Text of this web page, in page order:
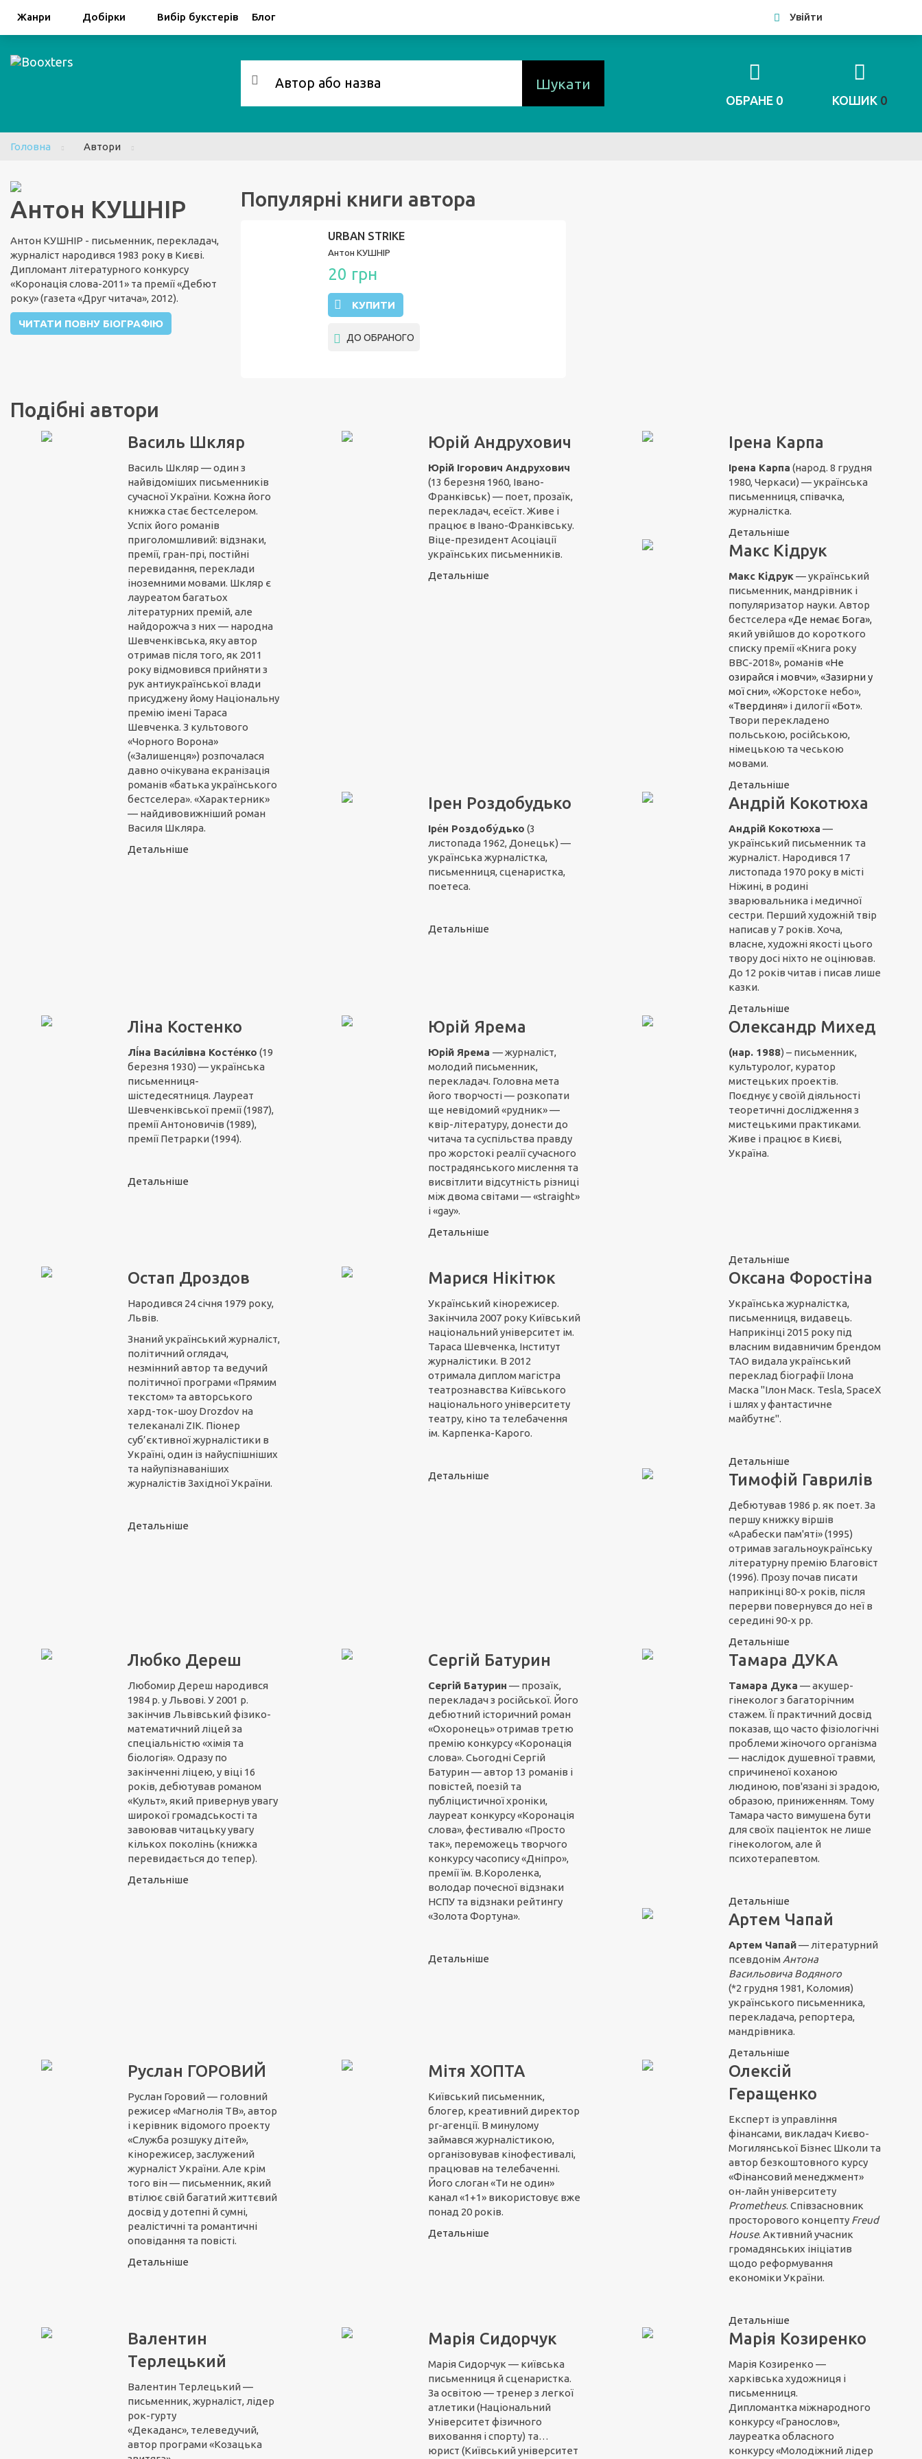
Жанри Добірки Вибір букстерів Блог
FacebookGoogle Увійти
Шукати
ОБРАНЕ 0 КОШИК 0
Головна Автори
Антон КУШНІР
Антон КУШНІР - письменник, перекладач,
журналіст народився 1983 року в Києві.
Дипломант літературного конкурсу
«Коронація слова-2011» та премії «Дебют
року» (газета «Друг читача», 2012).
ЧИТАТИ ПОВНУ БІОГРАФІЮ
Популярні книги автора
URBAN STRIKE
Антон КУШНІР
20 грн
КУПИТИ
ДО ОБРАНОГО
Подібні автори
Василь Шкляр
Василь Шкляр — один з
найвідоміших письменників
сучасної України. Кожна його
книжка стає бестселером.
Успіх його романів
приголомшливий: відзнаки,
премії, гран-прі, постійні
перевидання, переклади
іноземними мовами. Шкляр є
лауреатом багатьох
літературних премій, але
найдорожча з них — народна
Шевченківська, яку автор
отримав після того, як 2011
року відмовився прийняти з
рук антиукраїнської влади
присуджену йому Національну
премію імені Тараса
Шевченка. З культового
«Чорного Ворона»
(«Залишенця») розпочалася
давно очікувана екранізація
романів «батька українського
бестселера». «Характерник»
— найдивовижніший роман
Василя Шкляра.
Детальніше
Юрій Андрухович
Юрій Ігорович Андрухович
(13 березня 1960, Івано-
Франківськ) — поет, прозаїк,
перекладач, есеїст. Живе і
працює в Івано-Франківську.
Віце-президент Асоціації
українських письменників.
Детальніше
Ірена Карпа
Ірена Карпа (народ. 8 грудня
1980, Черкаси) — українська
письменниця, співачка,
журналістка.
Детальніше
Макс Кідрук
Макс Кідрук— український
письменник, мандрівник і
популяризатор науки. Автор
бестселера «Де немає Бога»,
який увійшов до короткого
списку премії «Книга року
ВВС-2018», романів «Не
озирайся і мовчи», «Зазирни у
мої сни», «Жорстоке небо»,
«Твердиня» і дилогії«Бот».
Твори перекладено
польською, російською,
німецькою та чеською
мовами.
Детальніше
Ірен Роздобудько
Іре́н Роздобу́дько (3
листопада 1962, Донецьк) —
українська журналістка,
письменниця, сценаристка,
поетеса.
Детальніше
Андрій Кокотюха
Андрій Кокотюха —
український письменник та
журналіст. Народився 17
листопада 1970 року в місті
Ніжині, в родині
зварювальника і медичної
сестри. Перший художній твір
написав у 7 років. Хоча,
власне, художні якості цього
твору досі ніхто не оцінював.
До 12 років читав і писав лише
казки.
Детальніше
Ліна Костенко
Лі́на Васи́лівна Косте́нко (19
березня 1930) — українська
письменниця-
шістедесятниця. Лауреат
Шевченківської премії (1987),
премії Антоновичів (1989),
премії Петрарки (1994).
Детальніше
Юрій Ярема
Юрій Ярема — журналіст,
молодий письменник,
перекладач. Головна мета
його творчості — розкопати
ще невідомий «рудник» —
квір-літературу, донести до
читача та суспільства правду
про жорстокі реалії сучасного
пострадянського мислення та
висвітлити відсутність різниці
між двома світами — «straight»
і «gay».
Детальніше
Олександр Михед
(нар. 1988) – письменник,
культуролог, куратор
мистецьких проектів.
Поєднує у своїй діяльності
теоретичні дослідження з
мистецькими практиками.
Живе і працює в Києві,
Україна.
Детальніше
Остап Дроздов
Народився 24 січня 1979 року,
Львів.
Знаний український журналіст,
політичний оглядач,
незмінний автор та ведучий
політичної програми «Прямим
текстом» та авторського
хард-ток-шоу Drozdov на
телеканалі ZIK. Піонер
суб’єктивної журналістики в
Україні, один із найуспішніших
та найупізнаваніших
журналістів Західної України.
Детальніше
Марися Нікітюк
Український кінорежисер.
Закінчила 2007 року Київський
національний університет ім.
Тараса Шевченка, Інститут
журналістики. В 2012
отримала диплом магістра
театрознавства Київського
національного університету
театру, кіно та телебачення
ім. Карпенка-Карого.
Детальніше
Оксана Форостіна
Українська журналістка,
письменниця, видавець.
Наприкінці 2015 року під
власним видавничим брендом
ТАО видала український
переклад біографії Ілона
Маска "Ілон Маск. Tesla, SpaceX
і шлях у фантастичне
майбутнє".
Детальніше
Тимофій Гаврилів
Дебютував 1986 р. як поет. За
першу книжку віршів
«Арабески пам'яті» (1995)
отримав загальноукраїнську
літературну премію Благовіст
(1996). Прозу почав писати
наприкінці 80-х років, після
перерви повернувся до неї в
середині 90-х рр.
Детальніше
Любко Дереш
Любомир Дереш народився
1984 р. у Львові. У 2001 р.
закінчив Львівський фізико-
математичний ліцей за
спеціальністю «хімія та
біологія». Одразу по
закінченні ліцею, у віці 16
років, дебютував романом
«Культ», який привернув увагу
широкої громадськості та
завоював читацьку увагу
кількох поколінь (книжка
перевидається до тепер).
Детальніше
Сергій Батурин
Сергій Батурин — прозаїк,
перекладач з російської. Його
дебютний історичний роман
«Охоронець» отримав третю
премію конкурсу «Коронація
слова». Сьогодні Сергій
Батурин — автор 13 романів і
повістей, поезій та
публіцистичної хроніки,
лауреат конкурсу «Коронація
слова», фестивалю «Просто
так», переможець творчого
конкурсу часопису «Дніпро»,
премії їм. В.Короленка,
володар почесної відзнаки
НСПУ та відзнаки рейтингу
«Золота Фортуна».
Детальніше
Тамара ДУКА
Тамара Дука — акушер-
гінеколог з багаторічним
стажем. Її практичний досвід
показав, що часто фізіологічні
проблеми жіночого організма
— наслідок душевної травми,
спричиненої коханою
людиною, пов'язані зі зрадою,
образою, приниженням. Тому
Тамара часто вимушена бути
для своїх паціенток не лише
гінекологом, але й
психотерапевтом.
Детальніше
Артем Чапай
Артем Чапай— літературний
псевдонім Антона
Васильовича Водяного
(*2 грудня 1981, Коломия)
українського письменника,
перекладача, репортера,
мандрівника.
Детальніше
Руслан ГОРОВИЙ
Руслан Горовий — головний
режисер «Магнолія ТВ», автор
і керівник відомого проекту
«Служба розшуку дітей»,
кінорежисер, заслужений
журналіст України. Але крім
того він — письменник, який
втілює свій багатий життєвий
досвід у дотепні й сумні,
реалістичні та романтичні
оповідання та повісті.
Детальніше
Мітя ХОПТА
Київський письменник,
блогер, креативний директор
pr-агенції. В минулому
займався журналістикою,
організовував кінофестивалі,
працював на телебаченні.
Його слоган «Ти не один»
канал «1+1» використовує вже
понад 20 років.
Детальніше
Олексій
Геращенко
Експерт із управління
фінансами, викладач Києво-
Могилянської Бізнес Школи та
автор безкоштовного курсу
«Фінансовий менеджмент»
он-лайн університету
Prometheus. Співзасновник
просторового концепту Freud
House. Активний учасник
громадянських ініціатив
щодо реформування
економіки України.
Детальніше
Валентин
Терлецький
Валентин Терлецький —
письменник, журналіст, лідер
рок-гурту
«Декаданс», телеведучий,
автор програми «Козацька
Марія Сидорчук
Марія Сидорчук — київська
письменниця й сценаристка.
За освітою — тренер з легкої
атлетики (Національний
Університет фізичного
виховання і спорту) та…
юрист (Київський університет
Марія Козиренко
Марія Козиренко —
харківська художниця і
письменниця.
Дипломантка міжнародного
конкурсу «Гранослов»,
лауреатка обласного
конкурсу «Молодіжний лідер